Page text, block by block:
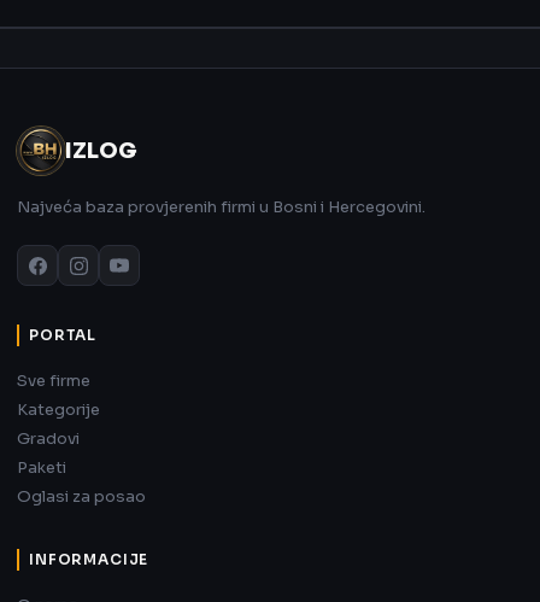
IZLOG
Najveća baza provjerenih firmi u Bosni i Hercegovini.
PORTAL
Sve firme
Kategorije
Gradovi
Paketi
Oglasi za posao
INFORMACIJE